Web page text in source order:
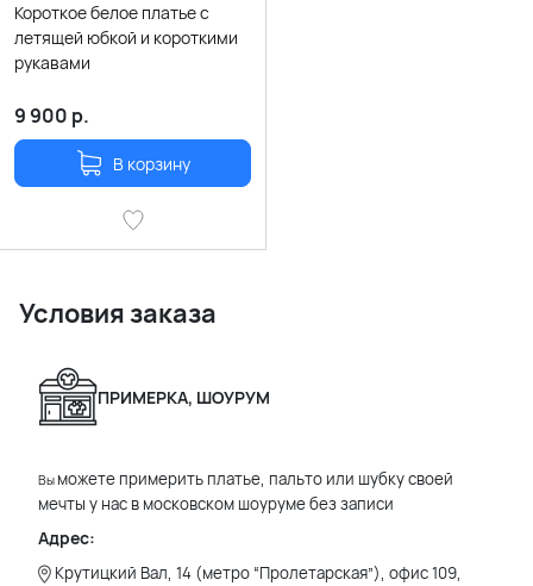
Короткое белое платье с
летящей юбкой и короткими
рукавами
9 900 р.
В корзину
Условия заказа
ПРИМЕРКА, ШОУРУМ
Вы можете примерить платье, пальто или шубку своей
мечты у нас в московском шоуруме без записи
Адрес:
Крутицкий Вал, 14 (метро “Пролетарская”), офис 109,